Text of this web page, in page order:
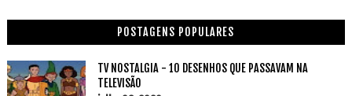
POSTAGENS POPULARES
TV NOSTALGIA - 10 DESENHOS QUE PASSAVAM NA
TELEVISÃO